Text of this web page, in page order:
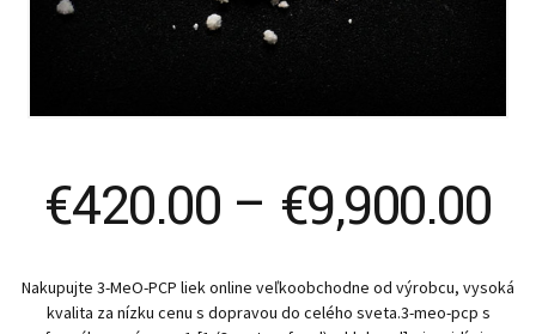
€420.00 – €9,900.00
Nakupujte 3-MeO-PCP liek online veľkoobchodne od výrobcu, vysoká
kvalita za nízku cenu s dopravou do celého sveta.3-meo-pcp s